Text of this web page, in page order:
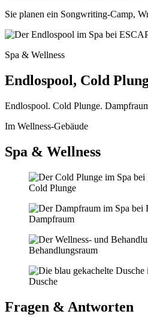
Sie planen ein Songwriting-Camp,
Spa & Wellness
Endlospool, Cold
Endlospool. Cold Plunge.
Im Wellness-Gebäude
Spa & Wellness
Cold Plunge
Dampfraum
Behandlungsraum
Dusche
Fragen & Antworten